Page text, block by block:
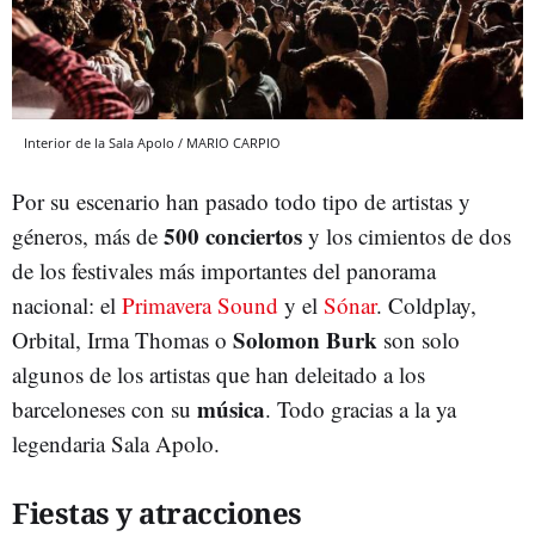
Interior de la Sala Apolo / MARIO CARPIO
Por su escenario han pasado todo tipo de artistas y
géneros, más de 500 conciertos y los cimientos de dos
de los festivales más importantes del panorama
nacional: el Primavera Sound y el Sónar. Coldplay,
Orbital, Irma Thomas o Solomon Burk son solo
algunos de los artistas que han deleitado a los
barceloneses con su música. Todo gracias a la ya
legendaria Sala Apolo.
Fiestas y atracciones